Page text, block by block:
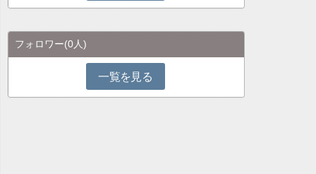
フォロワー(0人)
一覧を見る